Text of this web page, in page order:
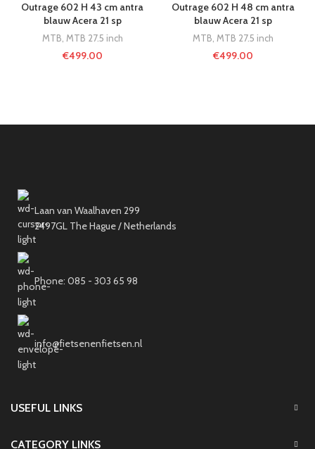
Outrage 602 H 43 cm antra
blauw Acera 21 sp
MTB MTB 27.5 inch
€499.00
Outrage 602 H 48 cm antra
blauw Acera 21 sp
MTB MTB 27.5 inch
€499.00
Laan van Waalhaven 299
2497GL The Hague / Netherlands
Phone: 085 - 303 65 98
info@fietsenenfietsen.nl
USEFUL LINKS
CATEGORY LINKS